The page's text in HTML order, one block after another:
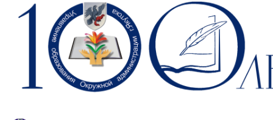
Перейти к основному содержанию
Skip to search